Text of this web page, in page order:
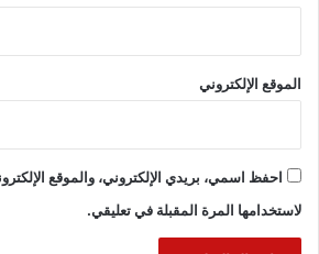
الموقع الإلكتروني
احفظ اسمي، بريدي الإلكتروني، والموقع
لاستخدامها المرة المقبلة في تعليقي.